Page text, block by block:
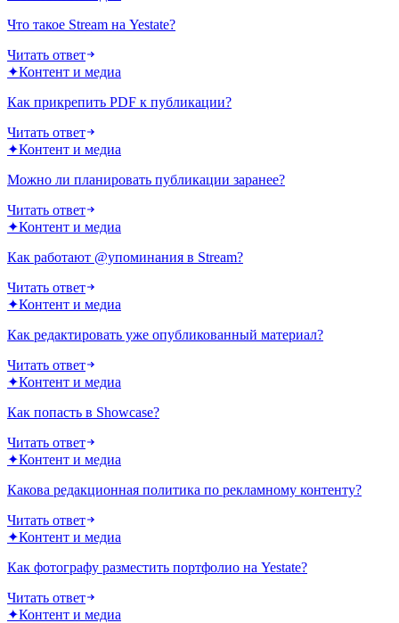
Что такое Stream на Yestate?
Читать ответ
✦Контент и медиа
Как прикрепить PDF к публикации?
Читать ответ
✦Контент и медиа
Можно ли планировать публикации заранее?
Читать ответ
✦Контент и медиа
Как работают @упоминания в Stream?
Читать ответ
✦Контент и медиа
Как редактировать уже опубликованный материал?
Читать ответ
✦Контент и медиа
Как попасть в Showcase?
Читать ответ
✦Контент и медиа
Какова редакционная политика по рекламному контенту?
Читать ответ
✦Контент и медиа
Как фотографу разместить портфолио на Yestate?
Читать ответ
✦Контент и медиа